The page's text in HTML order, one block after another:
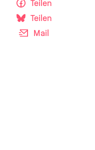
Teilen
Teilen
Mail